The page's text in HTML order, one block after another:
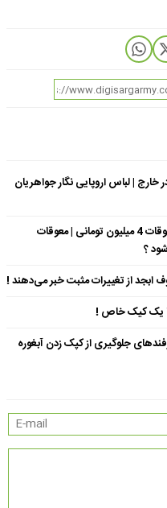
| لباس اروپایی نگار جواهریان
بازنشستگان تامین اجتماعی چشم انتظار معوقات 4 میلیون تومانی | معوقات
؟
با یک کیک خاص !
جلوگیری از کپک زدن آبغوره